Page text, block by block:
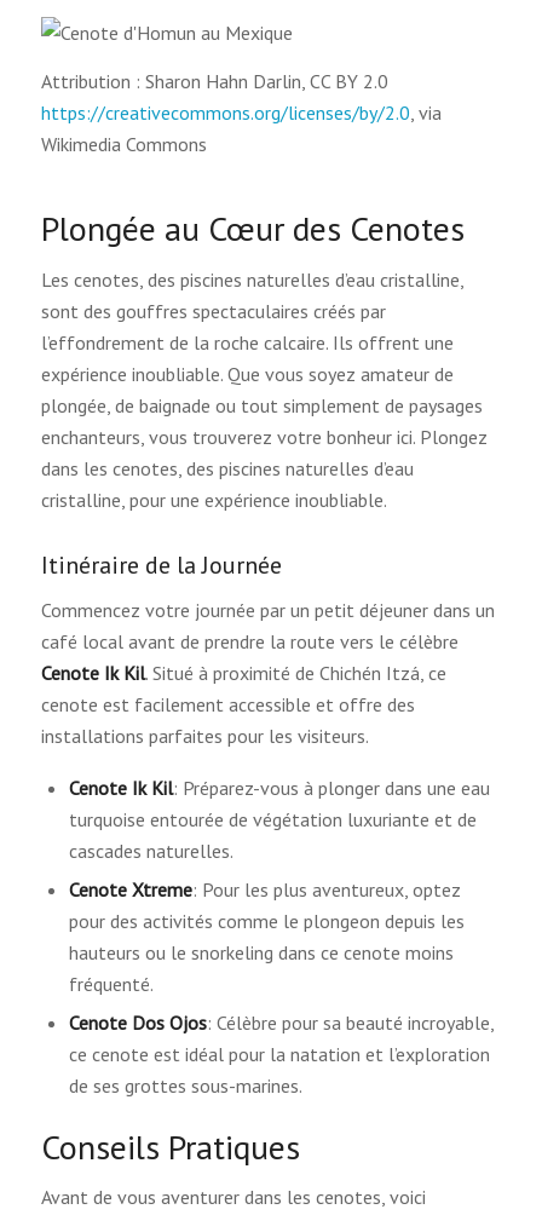
Attribution : Sharon Hahn Darlin, CC BY 2.0
https://creativecommons.org/licenses/by/2.0 , via
Wikimedia Commons
Plongée au Cœur des Cenotes
Les cenotes, des piscines naturelles d’eau cristalline,
sont des gouffres spectaculaires créés par
l’effondrement de la roche calcaire. Ils offrent une
expérience inoubliable. Que vous soyez amateur de
plongée, de baignade ou tout simplement de paysages
enchanteurs, vous trouverez votre bonheur ici. Plongez
dans les cenotes, des piscines naturelles d’eau
cristalline, pour une expérience inoubliable.
Itinéraire de la Journée
Commencez votre journée par un petit déjeuner dans un
café local avant de prendre la route vers le célèbre
Cenote Ik Kil. Situé à proximité de Chichén Itzá, ce
cenote est facilement accessible et offre des
installations parfaites pour les visiteurs.
Cenote Ik Kil: Préparez-vous à plonger dans une eau
turquoise entourée de végétation luxuriante et de
cascades naturelles.
Cenote Xtreme: Pour les plus aventureux, optez
pour des activités comme le plongeon depuis les
hauteurs ou le snorkeling dans ce cenote moins
fréquenté.
Cenote Dos Ojos: Célèbre pour sa beauté incroyable,
ce cenote est idéal pour la natation et l’exploration
de ses grottes sous-marines.
Conseils Pratiques
Avant de vous aventurer dans les cenotes, voici